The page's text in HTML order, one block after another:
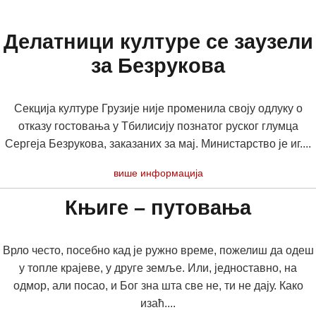
Делатници културе се заузели
за Безрукова
Секција културе Грузије није променила своју одлуку о
отказу гостовања у Тбилисију познатог руског глумца
Сергеја Безрукова, заказаних за мај. Министарство је иг....
више информација
Књиге – путовања
Врло често, посебно кад је ружно време, пожелиш да одеш
у топле крајеве, у друге земље. Или, једноставно, на
одмор, али посао, и Бог зна шта све не, ти не дају. Како
изаћ....